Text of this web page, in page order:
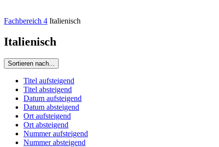
Fachbereich 4 Italienisch
Italienisch
Sortieren nach...
Titel aufsteigend
Titel absteigend
Datum aufsteigend
Datum absteigend
Ort aufsteigend
Ort absteigend
Nummer aufsteigend
Nummer absteigend